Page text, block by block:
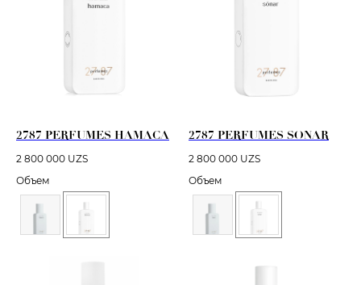
2787 PERFUMES HAMACA
2 800 000 UZS
Объем
2787 PERFUMES SONAR
2 800 000 UZS
Объем